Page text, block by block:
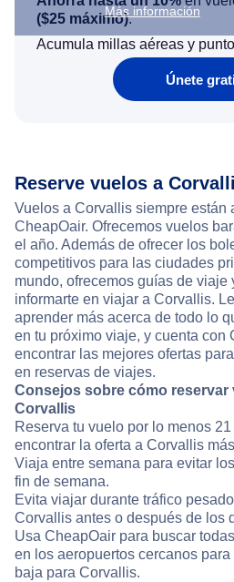
Más información
($25 máximo).
Acumula millas aéreas y
Únete
Reserve vuelos a
Vuelos a Corvallis siempre están
CheapOair. Ofrecemos vuelos
el año. Además de ofrecer los
competitivos para las ciudades
mundo, ofrecemos guías de viaje
informarte en viajar a Corvallis.
aprender más acerca de todo lo
en tu próximo viaje, y cuenta con
encontrar las mejores ofertas
en reservas de viajes.
Consejos sobre cómo reservar
Corvallis
Reserva tu vuelo por lo menos
encontrar la oferta a Corvallis
Viaja entre semana para evitar
fin de semana.
Evita viajar durante tráfico
Corvallis antes o después de los
Usa CheapOair para buscar
en los aeropuertos cercanos
baja para Corvallis.